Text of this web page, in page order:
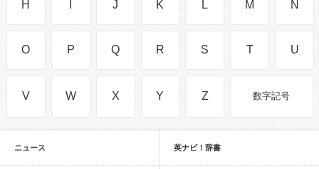
H J K L M N
O P Q R S T U
V W X Y Z 数字記号
ニュース 英ナビ！辞書